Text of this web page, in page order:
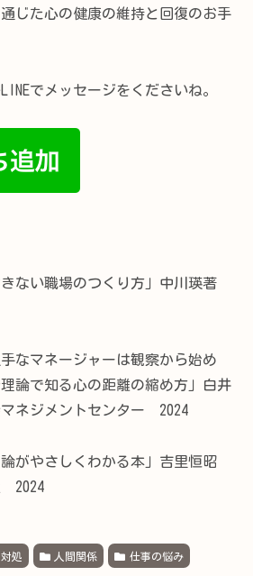
じた心の健康の維持と回復のお手
でメッセージをくださいね。
きない職場のつくり方」中川瑛著
なマネージャーは観察から始め
論で知る心の距離の縮め方」白井
ネジメントセンター 2024
論がやさしくわかる本」吉里恒昭
2024
処 人間関係 仕事の悩み